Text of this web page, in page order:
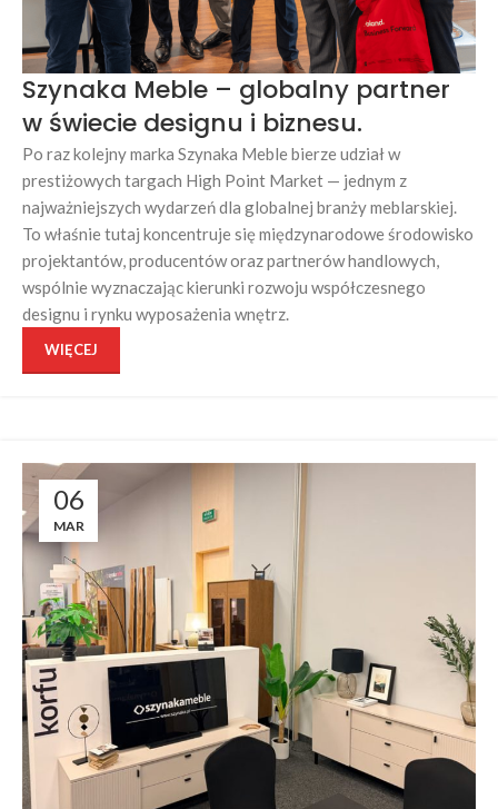
Szynaka Meble – globalny partner
w świecie designu i biznesu.
Po raz kolejny marka Szynaka Meble bierze udział w
prestiżowych targach High Point Market — jednym z
najważniejszych wydarzeń dla globalnej branży meblarskiej.
To właśnie tutaj koncentruje się międzynarodowe środowisko
projektantów, producentów oraz partnerów handlowych,
wspólnie wyznaczając kierunki rozwoju współczesnego
designu i rynku wyposażenia wnętrz.
WIĘCEJ
06
MAR